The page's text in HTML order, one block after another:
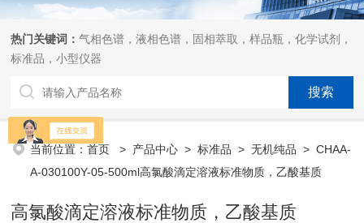
热门关键词：气相色谱，液相色谱，固相萃取，样品瓶，化学试剂，
标准品，小型仪器
当前位置：首页 > 产品中心 >标准品 >无机纯品 > CHAA-
A-030100Y-05-500ml高氯酸滴定溶液标准物质，乙酸基质
高氯酸滴定溶液标准物质，乙酸基质